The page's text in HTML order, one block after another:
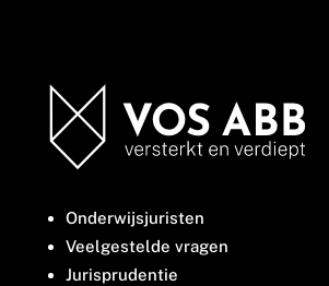
Onderwijsjuristen
Veelgestelde vragen
Jurisprudentie